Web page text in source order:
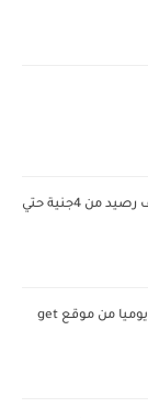
كود سلفني شكرا من فودافون لإستلاف رصيد من 4جنية حتي
طريقه التسجيل وربح اكثر من 10 دولار يوميا من موقع get